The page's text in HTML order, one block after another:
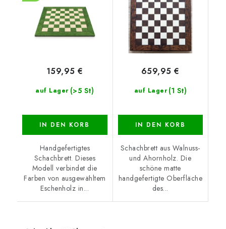
auf Lager (>5 St)
159,95 €
IN DEN KORB
Handgefertigtes
Schachbrett. Dieses
Modell verbindet die
Farben von ausgewähltem
Eschenholz in...
auf Lager (1 St)
659,95 €
IN DEN KORB
Schachbrett aus Walnuss-
und Ahornholz. Die
schöne matte
handgefertigte Oberfläche
des...